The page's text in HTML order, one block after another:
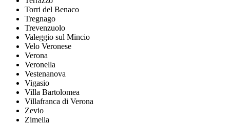
Torri del Benaco
Tregnago
Trevenzuolo
Valeggio sul Mincio
Velo Veronese
Verona
Veronella
Vestenanova
Vigasio
Villa Bartolomea
Villafranca di Verona
Zevio
Zimella